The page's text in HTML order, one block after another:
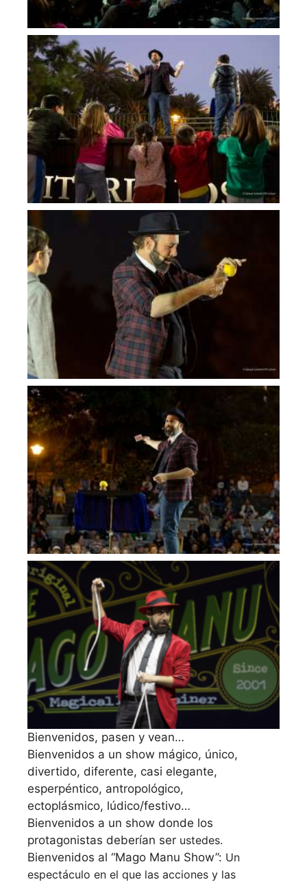
Bienvenidos, pasen y vean…
Bienvenidos a un show mágico, único,
divertido, diferente, casi elegante,
esperpéntico, antropológico,
ectoplásmico, lúdico/festivo…
Bienvenidos a un show donde los
protagonistas deberían ser ustedes.
Bienvenidos al “Mago Manu Show”: Un
espectáculo en el que las acciones y las